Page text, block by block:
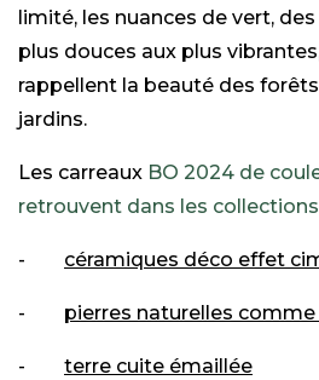
limité, les nuances de vert, des
plus douces aux plus
rappellent la beauté des
jardins.
Les carreaux BO 2024 de
retrouvent dans les collections
- céramiques déco effet
- pierres naturelles
- terre cuite émaillée